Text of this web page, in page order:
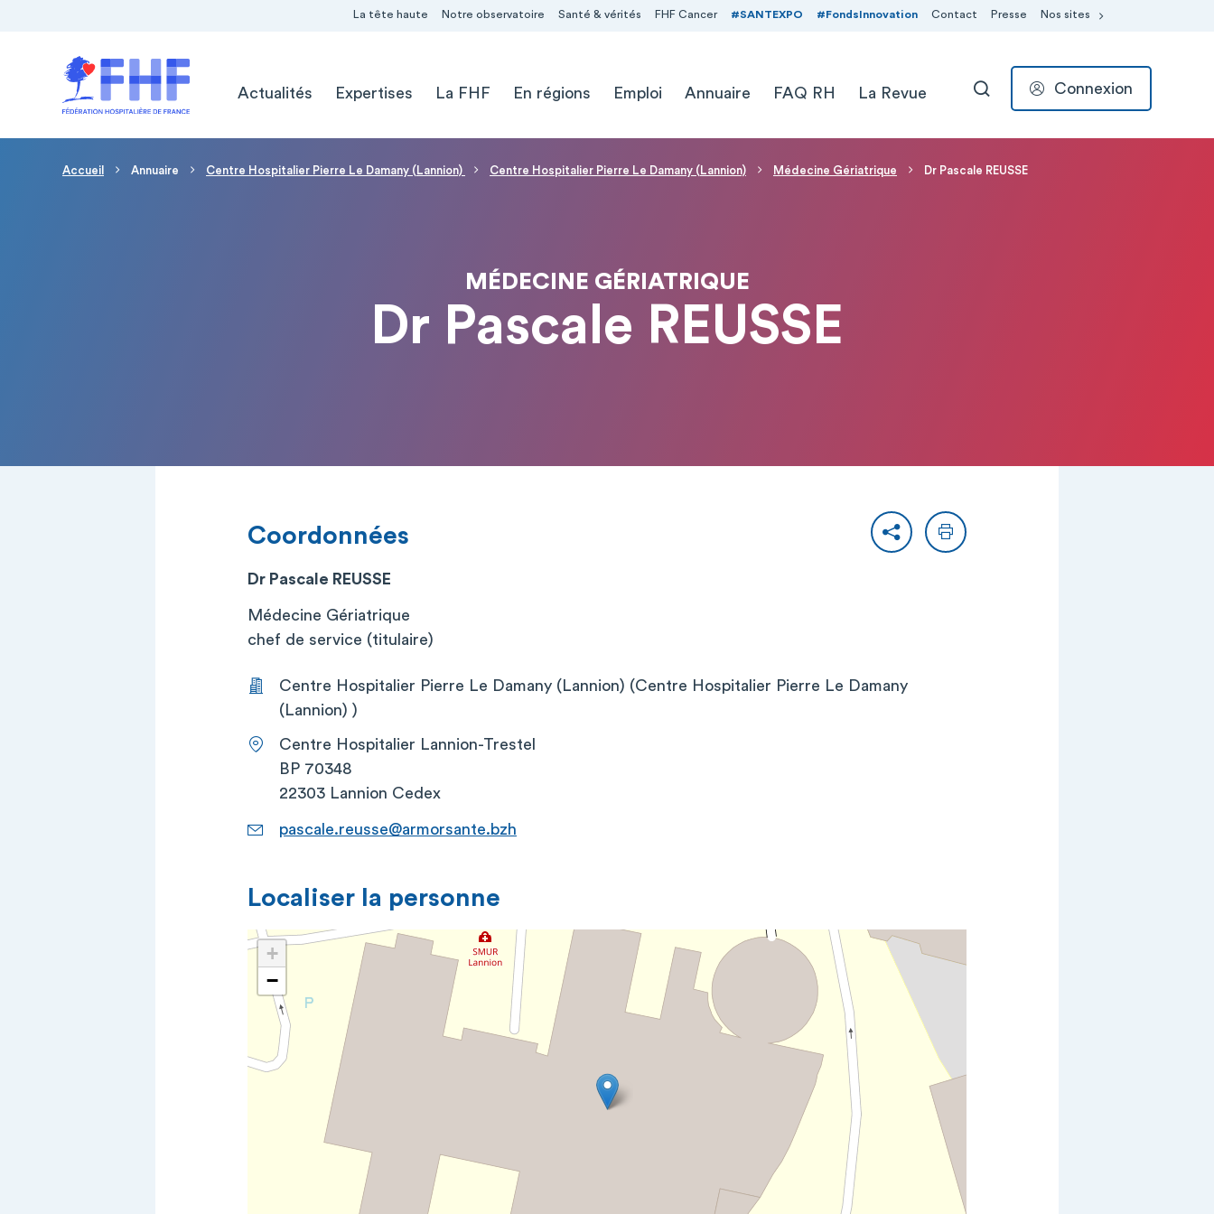
La tête haute Notre observatoire Santé & vérités FHF Cancer #SANTEXPO #FondsInnovation Contact Presse Nos sites
Actualités
Expertises La FHF En régions Emploi Annuaire FAQ RH La Revue RECHERCHER
Connexion
Fil d'Ariane
Accueil Annuaire Centre Hospitalier Pierre Le Damany (Lannion) Centre Hospitalier Pierre Le Damany (Lannion) Médecine Gériatrique Dr Pascale REUSSE
MÉDECINE GÉRIATRIQUE
Dr Pascale REUSSE
PartagerImprimer
Coordonnées
Dr Pascale REUSSE
Médecine Gériatrique
chef de service (titulaire)
Centre Hospitalier Pierre Le Damany (Lannion) (Centre Hospitalier Pierre Le Damany
(Lannion) )
Centre Hospitalier Lannion-Trestel
BP 70348
22303 Lannion Cedex
pascale.reusse@armorsante.bzh
Localiser la personne
+
−